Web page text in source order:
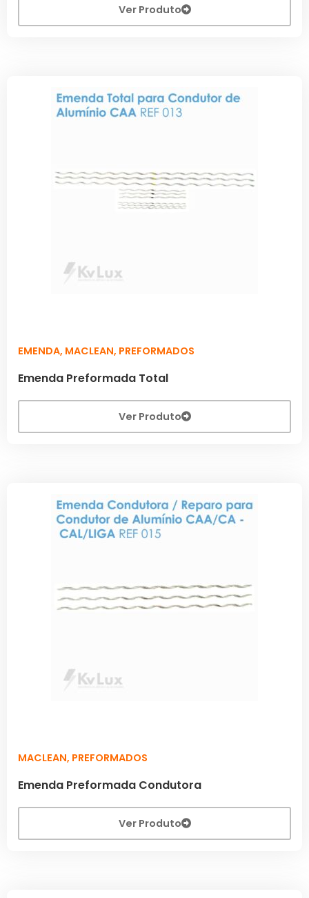
Ver Produto
EMENDA, MACLEAN, PREFORMADOS
Emenda Preformada Total
Ver Produto
MACLEAN, PREFORMADOS
Emenda Preformada Condutora
Ver Produto